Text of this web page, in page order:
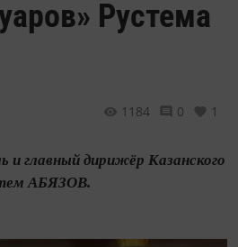
Рустема
1184 0 1
главный дирижёр Казанского
АБЯЗОВ.